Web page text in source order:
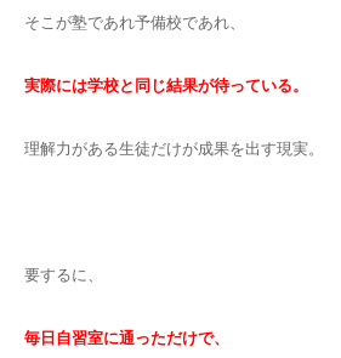
そこが塾であれ予備校であれ、
実際には学校と同じ結果が待っている。
理解力がある生徒だけが成果を出す現実。
要するに、
毎日自習室に通っただけで、